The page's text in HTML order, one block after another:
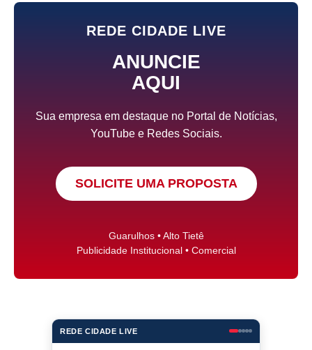
REDE CIDADE LIVE
ANUNCIE
AQUI
Sua empresa em destaque no Portal de Notícias,
YouTube e Redes Sociais.
SOLICITE UMA PROPOSTA
Guarulhos • Alto Tietê
Publicidade Institucional • Comercial
REDE CIDADE LIVE